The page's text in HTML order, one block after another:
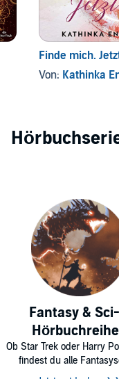
Finde mich.
Von: Kathinka
Fantasy &
Ob Star Trek oder Harry
findest du alle